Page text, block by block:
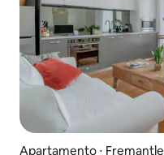
Apartamento ⋅ Fremantle